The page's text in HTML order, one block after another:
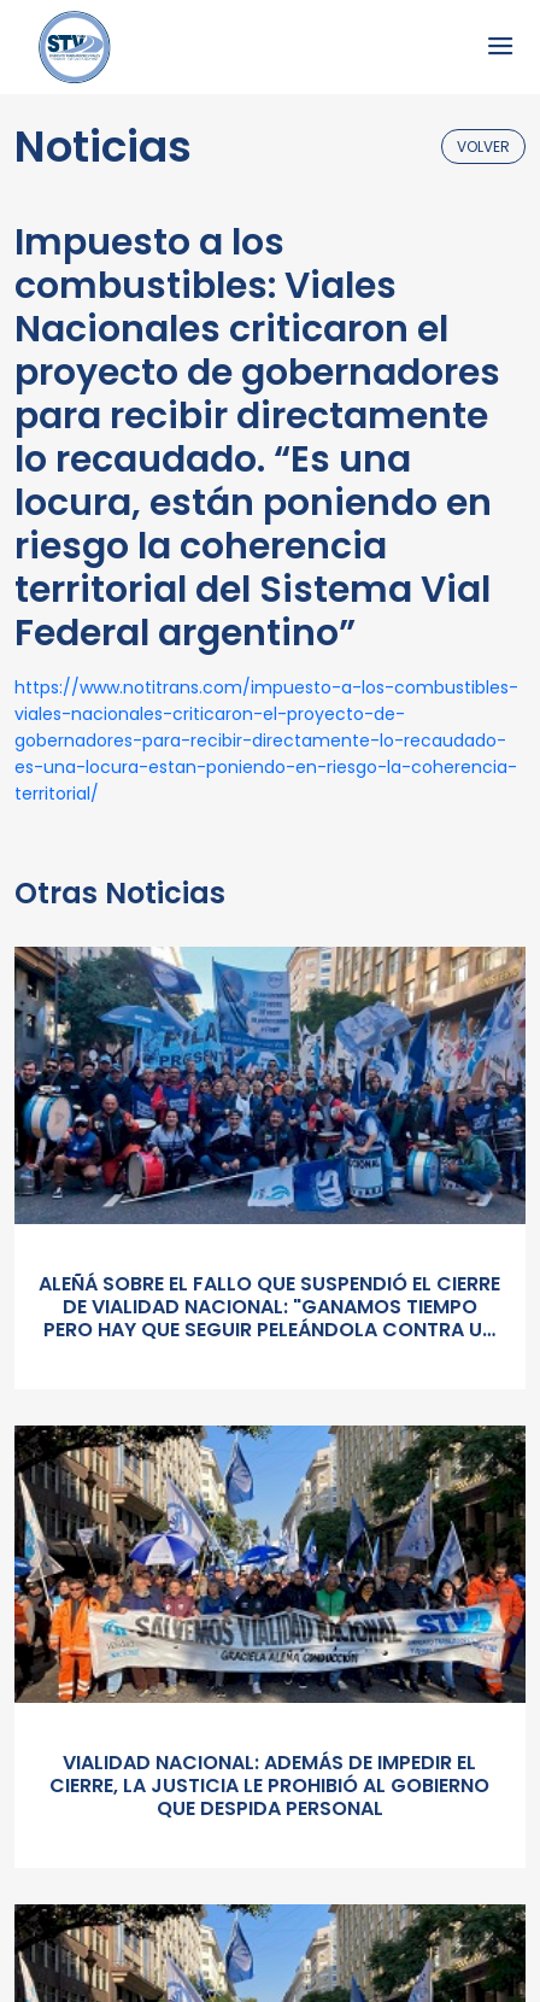
Noticias VOLVER
Impuesto a los
combustibles: Viales
Nacionales criticaron el
proyecto de gobernadores
para recibir directamente
lo recaudado. “Es una
locura, están poniendo en
riesgo la coherencia
territorial del Sistema Vial
Federal argentino”
https://www.notitrans.com/impuesto-a-los-combustibles-
viales-nacionales-criticaron-el-proyecto-de-
gobernadores-para-recibir-directamente-lo-recaudado-
es-una-locura-estan-poniendo-en-riesgo-la-coherencia-
territorial/
Otras Noticias
ALEÑÁ SOBRE EL FALLO QUE SUSPENDIÓ EL CIERRE
DE VIALIDAD NACIONAL: "GANAMOS TIEMPO
PERO HAY QUE SEGUIR PELEÁNDOLA CONTRA UN
VIALIDAD NACIONAL: ADEMÁS DE IMPEDIR EL
CIERRE, LA JUSTICIA LE PROHIBIÓ AL GOBIERNO
QUE DESPIDA PERSONAL